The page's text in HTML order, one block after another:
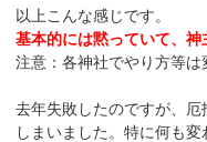
以上こんな感じです。
基本的には黙っていて、神
注意：各神社でやり方等は
去年失敗したのですが、
しまいました。特に何も